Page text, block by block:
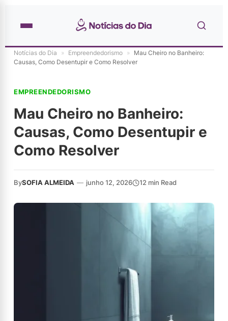
Notícias do Dia » Empreendedorismo » Mau Cheiro no Banheiro:
Causas, Como Desentupir e Como Resolver
EMPREENDEDORISMO
Mau Cheiro no Banheiro:
Causas, Como Desentupir e
Como Resolver
BySOFIA ALMEIDA — junho 12, 2026 12 min Read